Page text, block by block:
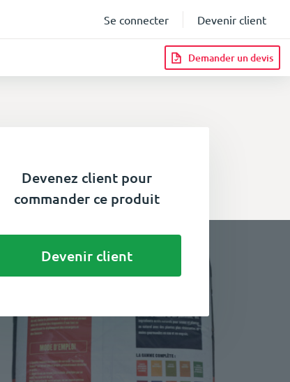
Se connecter Devenir client
Demander un devis
Devenez client pour
commander ce produit
Devenir client